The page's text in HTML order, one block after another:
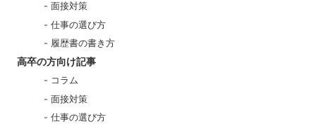
面接対策
仕事の選び方
履歴書の書き方
高卒の方向け記事
コラム
面接対策
仕事の選び方